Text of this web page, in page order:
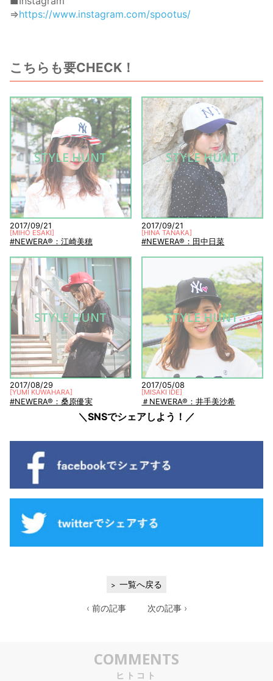
⇒https://www.instagram.com/spootus/
こちらも要CHECK！
STYLE HUNT
2017/09/21
[MIHO ESAKI]
#NEWERA®：江崎美穂
STYLE HUNT
2017/09/21
[HINA TANAKA]
#NEWERA®：田中日菜
STYLE HUNT
2017/08/29
[YUMI KUWAHARA]
#NEWERA®：桑原優実
STYLE HUNT
2017/05/08
[MISAKI IDE]
＃NEWERA®：井手美沙希
＼SNSでシェアしよう！／
一覧へ戻る
‹ 前の記事 次の記事 ›
COMMENTS
ヒトコト